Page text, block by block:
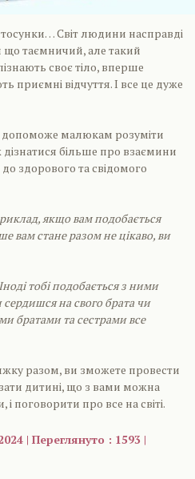
Світ людини насправді
що таємничий, але такий
своє тіло, вперше
приємні відчуття. І все це дуже
малюкам розуміти
дізнатися більше про взаємини
здорового та свідомого
якщо вам подобається
вам стане разом не цікаво, ви
тобі подобається з ними
сердишся на свого брата чи
братами та сестрами все
разом, ви зможете провести
дитині, що з вами можна
поговорити про все на світі.
| Переглянуто : 1593 |